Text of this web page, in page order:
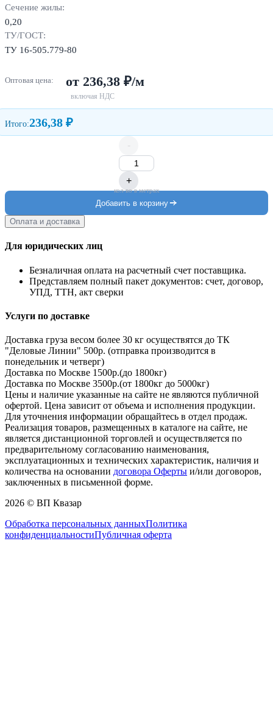
Сечение жилы:
0,20
ТУ/ГОСТ:
ТУ 16-505.779-80
Оптовая цена: от 236,38 ₽/м
включая НДС
Итого:236,38 ₽
-
+
кол-во в метрах
Добавить в корзину
Оплата и доставка
Для юридических лиц
Безналичная оплата на расчетный счет поставщика.
Представляем полный пакет документов: счет, договор,
УПД, ТТН, акт сверки
Услуги по доставке
Доставка груза весом более 30 кг осуществятся до ТК
"Деловые Линии" 500р. (отправка производится в
понедельник и четверг)
Доставка по Москве 1500р.(до 1800кг)
Доставка по Москве 3500р.(от 1800кг до 5000кг)
Цены и наличие указанные на сайте не являются публичной
офертой. Цена зависит от объема и исполнения продукции.
Для уточнения информации обращайтесь в отдел продаж.
Реализация товаров, размещенных в каталоге на сайте, не
является дистанционной торговлей и осуществляется по
предварительному согласованию наименования,
эксплуатационных и технических характеристик, наличия и
количества на основании договора Оферты и/или договоров,
заключенных в письменной форме.
2026 © ВП Квазар
Обработка персональных данныхПолитика
конфиденциальностиПубличная оферта